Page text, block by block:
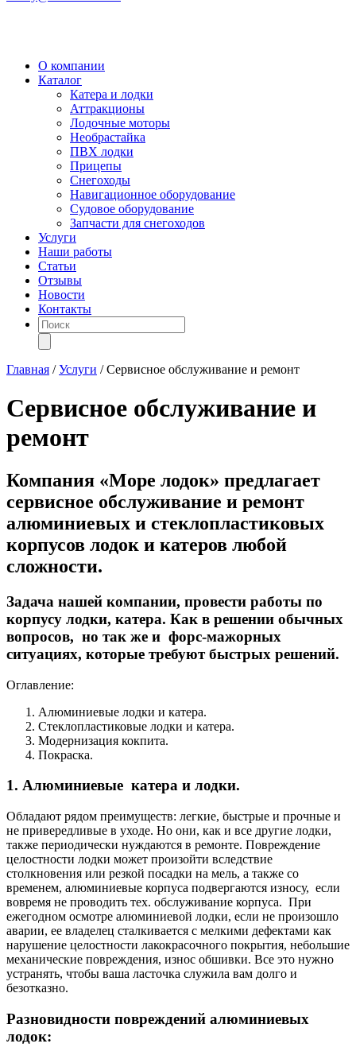
О компании
Каталог
Катера и лодки
Аттракционы
Лодочные моторы
Необрастайка
ПВХ лодки
Прицепы
Снегоходы
Навигационное оборудование
Судовое оборудование
Запчасти для снегоходов
Услуги
Наши работы
Статьи
Отзывы
Новости
Контакты
Поиск
товаров
Главная /Услуги /Сервисное обслуживание и ремонт
Сервисное обслуживание и
ремонт
Компания «Море лодок» предлагает
сервисное обслуживание и ремонт
алюминиевых и стеклопластиковых
корпусов лодок и катеров любой
сложности.
Задача нашей компании, провести работы по
корпусу лодки, катера. Как в решении обычных
вопросов, но так же и форс-мажорных
ситуациях, которые требуют быстрых решений.
Оглавление:
Алюминиевые лодки и катера.
Стеклопластиковые лодки и катера.
Модернизация кокпита.
Покраска.
1. Алюминиевые катера и лодки.
Обладают рядом преимуществ: легкие, быстрые и прочные и
не привередливые в уходе. Но они, как и все другие лодки,
также периодически нуждаются в ремонте. Повреждение
целостности лодки может произойти вследствие
столкновения или резкой посадки на мель, а также со
временем, алюминиевые корпуса подвергаются износу, если
вовремя не проводить тех. обслуживание корпуса. При
ежегодном осмотре алюминиевой лодки, если не произошло
аварии, ее владелец сталкивается с мелкими дефектами как
нарушение целостности лакокрасочного покрытия, небольшие
механические повреждения, износ обшивки. Все это нужно
устранять, чтобы ваша ласточка служила вам долго и
безотказно.
Разновидности повреждений алюминиевых
лодок: